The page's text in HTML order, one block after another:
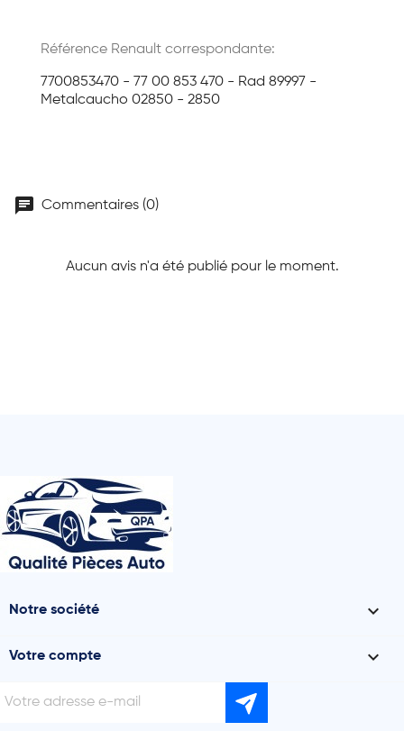
Référence Renault correspondante:
7700853470 - 77 00 853 470 - Rad 89997 -
Metalcaucho 02850 - 2850
chat Commentaires (0)
Aucun avis n'a été publié pour le moment.
Notre société 
Votre compte 